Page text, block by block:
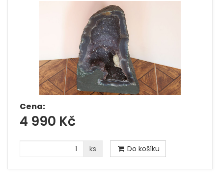
Cena:
4 990 Kč
ks Do košíku